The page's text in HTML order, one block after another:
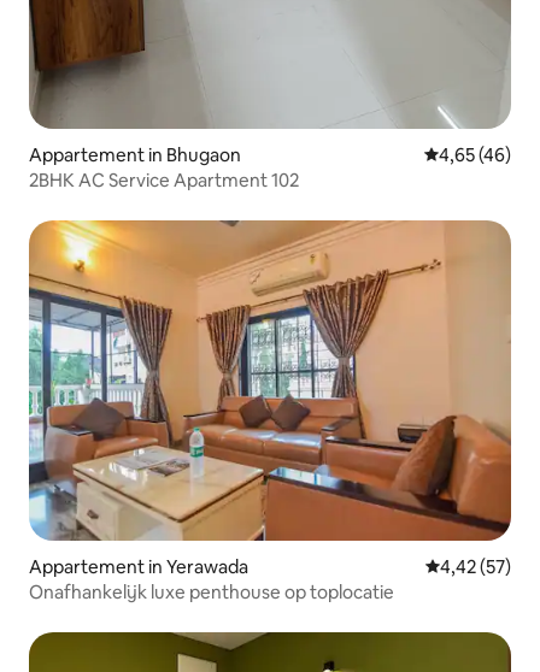
Appartement in Bhugaon Gemiddelde
4,65 (46)
2BHK AC Service Apartment 102
Appartement in Yerawada Gemiddelde
4,42 (57)
Onafhankelijk luxe penthouse op toplocatie